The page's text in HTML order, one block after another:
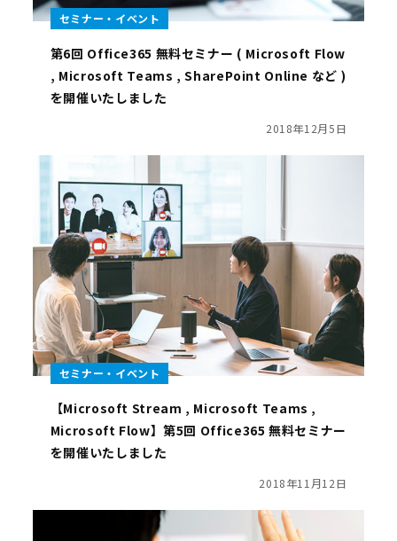
セミナー・イベント
第6回 Office365 無料セミナー ( Microsoft Flow
, Microsoft Teams , SharePoint Online など )
を開催いたしました
2018年12月5日
セミナー・イベント
【Microsoft Stream , Microsoft Teams ,
Microsoft Flow】第5回 Office365 無料セミナー
を開催いたしました
2018年11月12日